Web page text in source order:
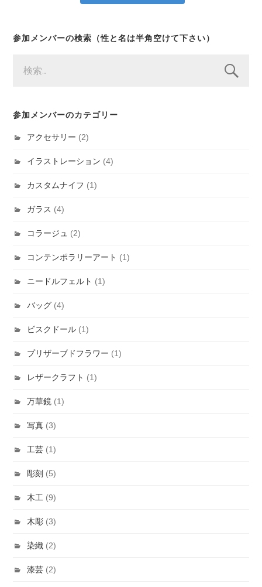
参加メンバーの検索（性と名は半角空けて下さい）
索:
参加メンバーのカテゴリー
アクセサリー (2)
イラストレーション (4)
カスタムナイフ (1)
ガラス (4)
コラージュ (2)
コンテンポラリーアート (1)
ニードルフェルト (1)
バッグ (4)
ビスクドール (1)
プリザーブドフラワー (1)
レザークラフト (1)
万華鏡 (1)
写真 (3)
工芸 (1)
彫刻 (5)
木工 (9)
木彫 (3)
染織 (2)
漆芸 (2)